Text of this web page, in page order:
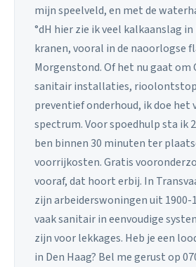
mijn speelveld, en met de
°dH hier zie ik veel kalkaanslag
kranen, vooral in de naoorlogse
Morgenstond. Of het nu gaat om
sanitair installaties,
preventief onderhoud, ik doe het
spectrum. Voor spoedhulp sta ik
ben binnen 30 minuten ter
voorrijkosten. Gratis
vooraf, dat hoort erbij. In
zijn arbeiderswoningen uit 1900-
vaak sanitair in eenvoudige
zijn voor lekkages. Heb je een
in Den Haag? Bel me gerust op